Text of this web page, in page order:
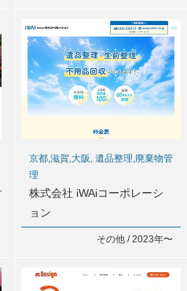
京都,滋賀,大阪, 遺品整理,廃棄物管
理
株式会社 iWAiコーポレーシ
ョン
その他 / 2023年〜